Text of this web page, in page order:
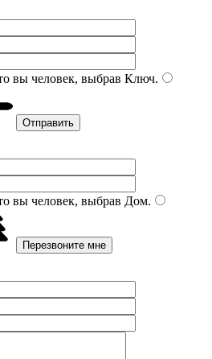
вы человек, выбрав Ключ.
вы человек, выбрав Дом.